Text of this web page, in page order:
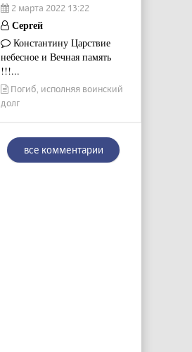
2 марта 2022 13:22
Сергей
Константину Царствие
небесное и Вечная память
!!!...
Погиб, исполняя воинский
долг
все комментарии